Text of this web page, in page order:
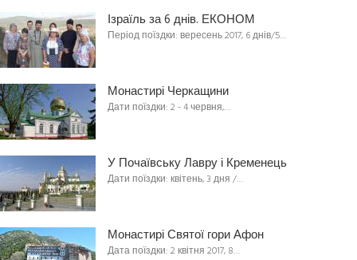
Ізраїль за 6 днів. ЕКОНОМ
Період поїздки: вересень 2017, 6 днів/5…
Монастирі Черкащини
Дати поїздки: 2 - 4 червня,…
У Почаївську Лавру і Кременець
Дати поїздки: квітень, 3 дня /…
Монастирі Святої гори Афон
Дата поїздки: 2 квітня 2017, 8…